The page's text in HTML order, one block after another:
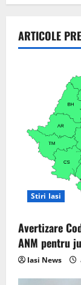
v
n
ARTICOLE
Stiri Iasi
Avertizare
ANM pentru
Iasi News